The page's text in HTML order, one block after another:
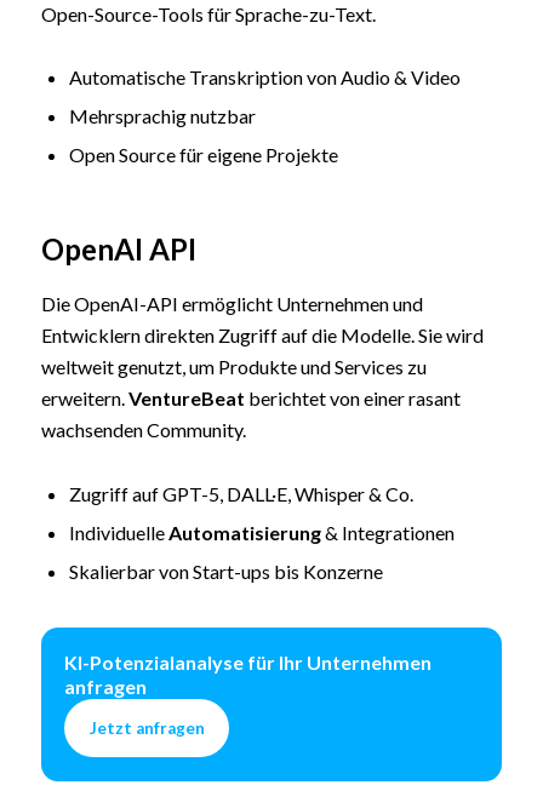
Open-Source-Tools für Sprache-zu-Text.
Automatische Transkription von Audio & Video
Mehrsprachig nutzbar
Open Source für eigene Projekte
OpenAI API
Die OpenAI-API ermöglicht Unternehmen und
Entwicklern direkten Zugriff auf die Modelle. Sie wird
weltweit genutzt, um Produkte und Services zu
erweitern.VentureBeat berichtet von einer rasant
wachsenden Community.
Zugriff auf GPT-5, DALL·E, Whisper & Co.
Individuelle Automatisierung& Integrationen
Skalierbar von Start-ups bis Konzerne
KI-Potenzialanalyse für Ihr Unternehmen
anfragen
Jetzt anfragen